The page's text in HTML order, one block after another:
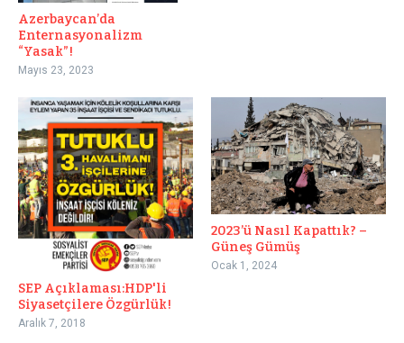
Azerbaycan’da
Enternasyonalizm
“Yasak”!
Mayıs 23, 2023
SEP Açıklaması:HDP'li
Siyasetçilere Özgürlük!
Aralık 7, 2018
2023’ü Nasıl Kapattık? –
Güneş Gümüş
Ocak 1, 2024